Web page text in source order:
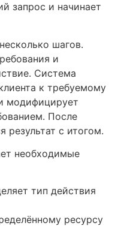
запрос и начинает
шагов.
и
Система
к требуемому
модифицирует
После
результат с итогом.
необходимые
тип действия
ресурсу